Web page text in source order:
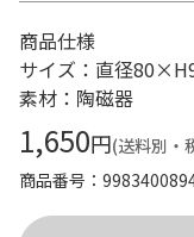
商品仕様
サイズ：直径
素材：陶磁器
1,650円(送料別・
商品番号